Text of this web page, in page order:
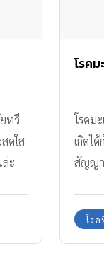
ทวี
ดใส
ะ
โรค
โรคม
เกิดไ
สัญญา
โรค